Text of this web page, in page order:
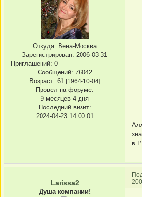
Откуда: Вена-Москва
Зарегистрирован: 2006-03-31
Приглашений: 0
Сообщений: 76042
Возраст: 61 [1964-10-04]
Провел на форуме:
9 месяцев 4 дня
Последний визит:
2024-04-23 14:00:01
в
Larissa2
Душа компании!